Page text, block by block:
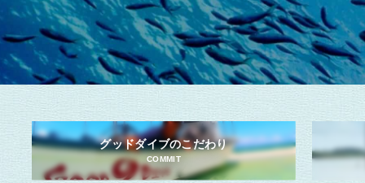
グッドダイブのこだわり
COMMIT